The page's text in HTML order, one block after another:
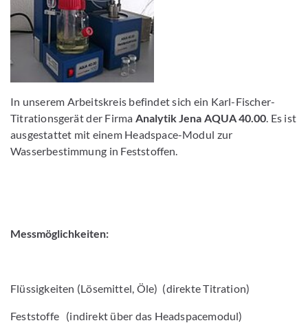
In unserem Arbeitskreis befindet sich ein Karl-Fischer-
Titrationsgerät der Firma Analytik Jena AQUA 40.00. Es ist
ausgestattet mit einem Headspace-Modul zur
Wasserbestimmung in Feststoffen.
Messmöglichkeiten:
Flüssigkeiten (Lösemittel, Öle) (direkte Titration)
Feststoffe (indirekt über das Headspacemodul)